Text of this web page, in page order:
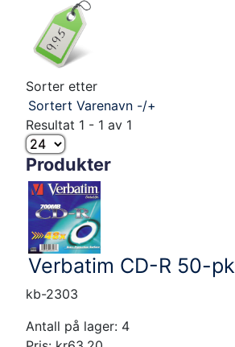
Sorter etter
Sortert Varenavn -/+
Resultat 1 - 1 av 1
Produkter
Verbatim CD-R 50-pk
kb-2303
Antall på lager: 4